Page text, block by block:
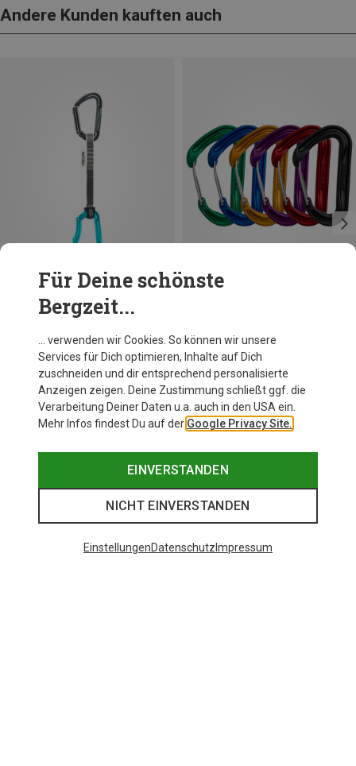
Andere Kunden kauften auch
Pure Express Set
Für Deine schönste
Bergzeit...
… verwenden wir Cookies. So können wir unsere
Services für Dich optimieren, Inhalte auf Dich
zuschneiden und dir entsprechend personalisierte
Anzeigen zeigen. Deine Zustimmung schließt ggf. die
Verarbeitung Deiner Daten u.a. auch in den USA ein.
Mehr Infos findest Du auf der Google Privacy Site.
EINVERSTANDEN
NICHT EINVERSTANDEN
EinstellungenDatenschutz Impressum